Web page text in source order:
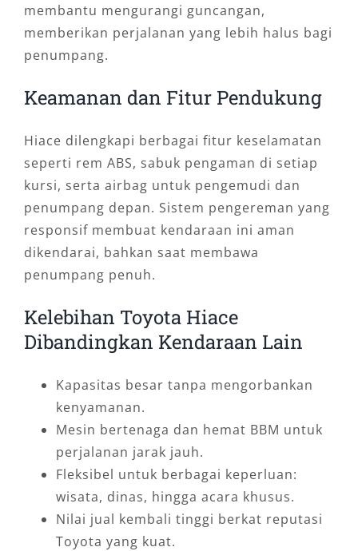
membantu mengurangi guncangan,
memberikan perjalanan yang lebih halus bagi
penumpang.
Keamanan dan Fitur Pendukung
Hiace dilengkapi berbagai fitur keselamatan
seperti rem ABS, sabuk pengaman di setiap
kursi, serta airbag untuk pengemudi dan
penumpang depan. Sistem pengereman yang
responsif membuat kendaraan ini aman
dikendarai, bahkan saat membawa
penumpang penuh.
Kelebihan Toyota Hiace
Dibandingkan Kendaraan Lain
Kapasitas besar tanpa mengorbankan
kenyamanan.
Mesin bertenaga dan hemat BBM untuk
perjalanan jarak jauh.
Fleksibel untuk berbagai keperluan:
wisata, dinas, hingga acara khusus.
Nilai jual kembali tinggi berkat reputasi
Toyota yang kuat.